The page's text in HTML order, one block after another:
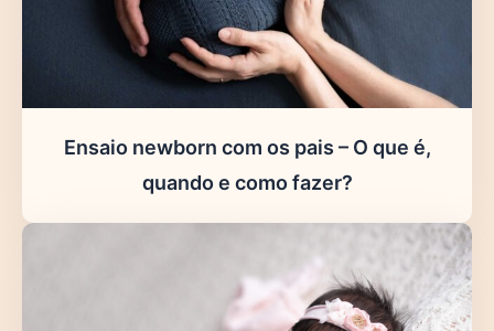
Ensaio newborn com os pais – O que é,
quando e como fazer?